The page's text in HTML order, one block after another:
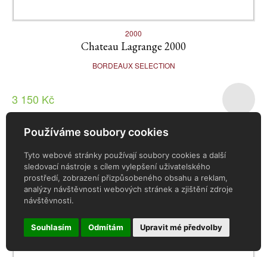
Používáme soubory cookies
Tyto webové stránky používají soubory cookies a další
sledovací nástroje s cílem vylepšení uživatelského
prostředí, zobrazení přizpůsobeného obsahu a reklam,
analýzy návštěvnosti webových stránek a zjištění zdroje
návštěvnosti.
Souhlasím Odmítám Upravit mé předvolby
2000
Chateau Lagrange 2000
BORDEAUX SELECTION
3 150 Kč